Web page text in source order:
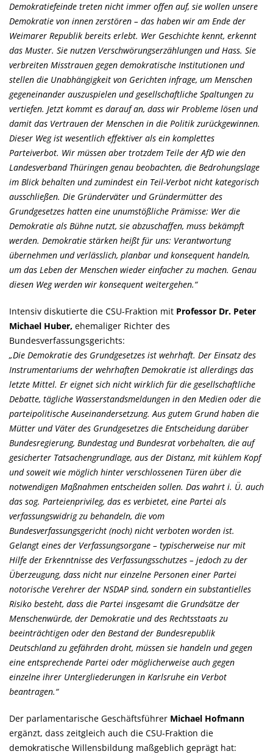
Demokratiefeinde treten nicht immer offen auf, sie wollen unsere
Demokratie von innen zerstören – das haben wir am Ende der
Weimarer Republik bereits erlebt. Wer Geschichte kennt, erkennt
das Muster. Sie nutzen Verschwörungserzählungen und Hass. Sie
verbreiten Misstrauen gegen demokratische Institutionen und
stellen die Unabhängigkeit von Gerichten infrage, um Menschen
gegeneinander auszuspielen und gesellschaftliche Spaltungen zu
vertiefen. Jetzt kommt es darauf an, dass wir Probleme lösen und
damit das Vertrauen der Menschen in die Politik zurückgewinnen.
Dieser Weg ist wesentlich effektiver als ein komplettes
Parteiverbot. Wir müssen aber trotzdem Teile der AfD wie den
Landesverband Thüringen genau beobachten, die Bedrohungslage
im Blick behalten und zumindest ein Teil-Verbot nicht kategorisch
ausschließen. Die Gründerväter und Gründermütter des
Grundgesetzes hatten eine unumstößliche Prämisse: Wer die
Demokratie als Bühne nutzt, sie abzuschaffen, muss bekämpft
werden. Demokratie stärken heißt für uns: Verantwortung
übernehmen und verlässlich, planbar und konsequent handeln,
um das Leben der Menschen wieder einfacher zu machen. Genau
diesen Weg werden wir konsequent weitergehen.“
Intensiv diskutierte die CSU-Fraktion mit Professor Dr. Peter
Michael Huber, ehemaliger Richter des
Bundesverfassungsgerichts:
Die Demokratie des Grundgesetzes ist wehrhaft. Der Einsatz des
Instrumentariums der wehrhaften Demokratie ist allerdings das
letzte Mittel. Er eignet sich nicht wirklich für die gesellschaftliche
Debatte, tägliche Wasserstandsmeldungen in den Medien oder die
parteipolitische Auseinandersetzung. Aus gutem Grund haben die
Mütter und Väter des Grundgesetzes die Entscheidung darüber
Bundesregierung, Bundestag und Bundesrat vorbehalten, die auf
gesicherter Tatsachengrundlage, aus der Distanz, mit kühlem Kopf
und soweit wie möglich hinter verschlossenen Türen über die
notwendigen Maßnahmen entscheiden sollen. Das wahrt i. Ü. auch
das sog. Parteienprivileg, das es verbietet, eine Partei als
verfassungswidrig zu behandeln, die vom
Bundesverfassungsgericht (noch) nicht verboten worden ist.
Gelangt eines der Verfassungsorgane – typischerweise nur mit
Hilfe der Erkenntnisse des Verfassungsschutzes – jedoch zu der
Überzeugung, dass nicht nur einzelne Personen einer Partei
notorische Verehrer der NSDAP sind, sondern ein substantielles
Risiko besteht, dass die Partei insgesamt die Grundsätze der
Menschenwürde, der Demokratie und des Rechtsstaats zu
beeinträchtigen oder den Bestand der Bundesrepublik
Deutschland zu gefährden droht, müssen sie handeln und gegen
eine entsprechende Partei oder möglicherweise auch gegen
einzelne ihrer Untergliederungen in Karlsruhe ein Verbot
beantragen.“
Der parlamentarische Geschäftsführer Michael Hofmann
ergänzt, dass zeitgleich auch die CSU-Fraktion die
demokratische Willensbildung maßgeblich geprägt hat: